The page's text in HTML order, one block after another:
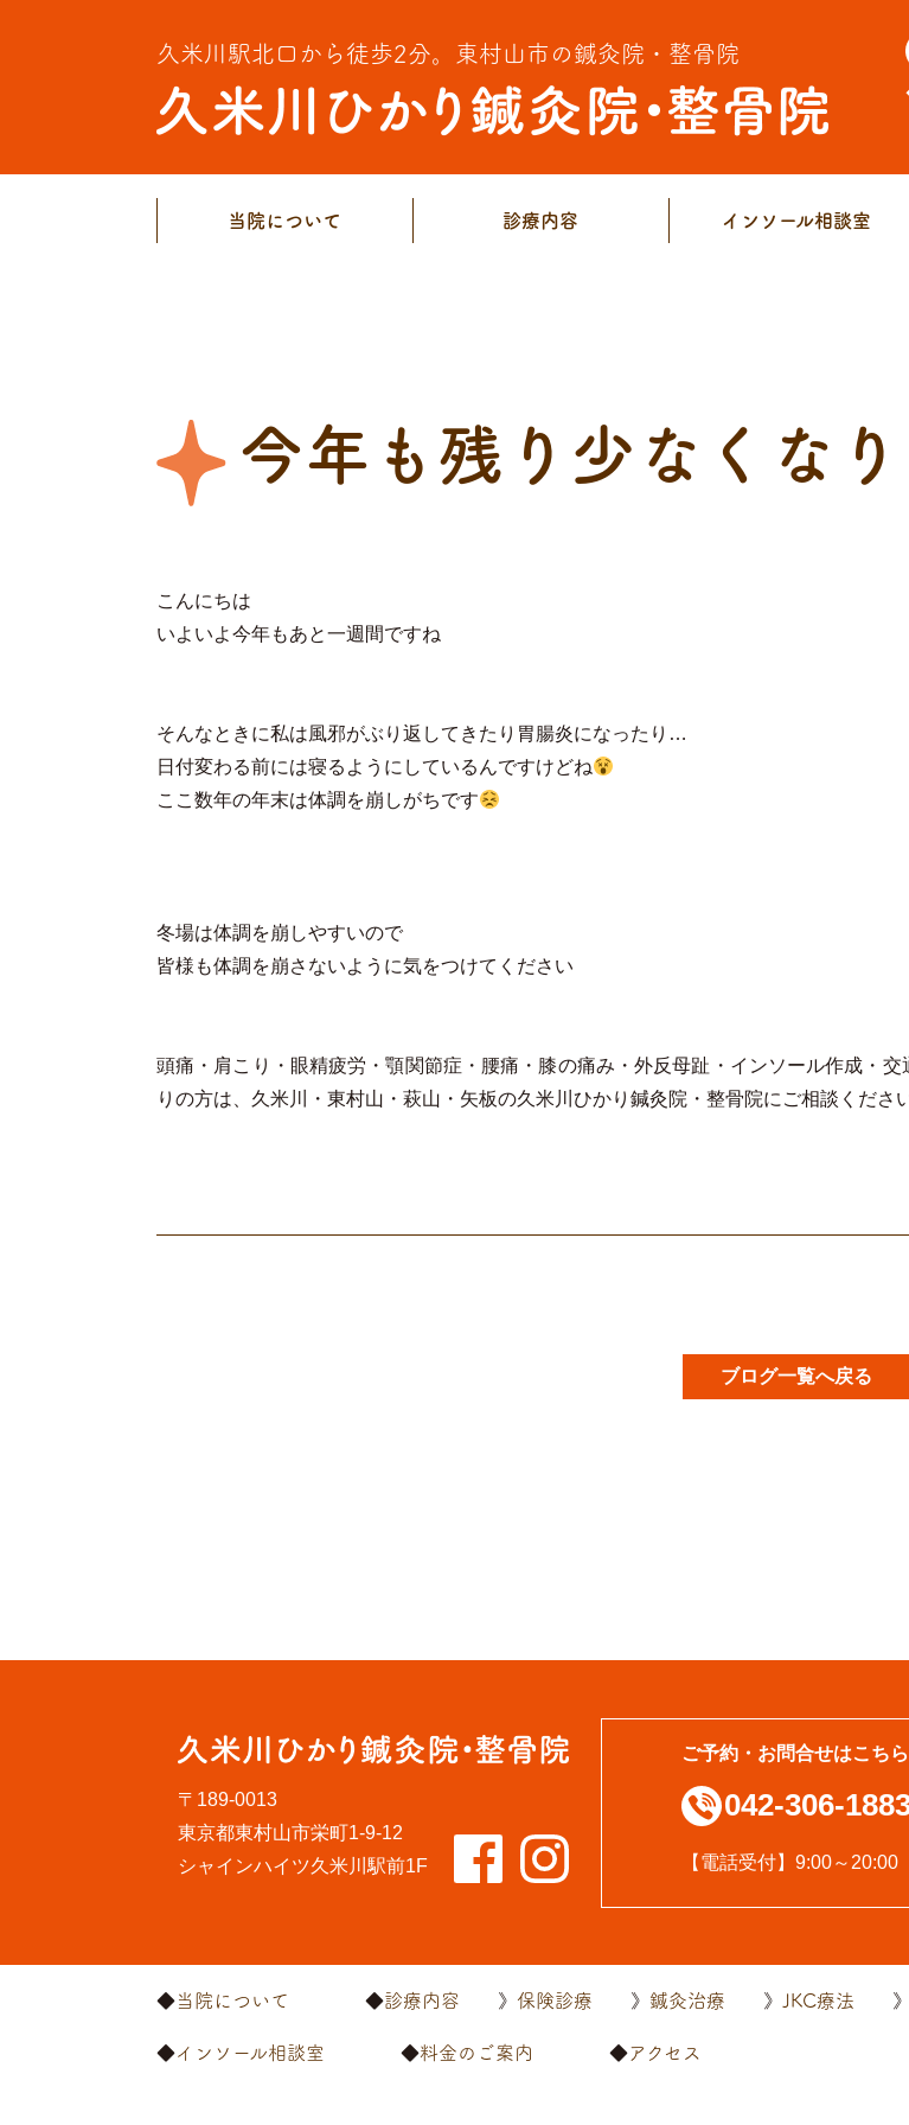
久米川駅北口から徒歩2分。 東村山市の鍼灸院・整骨院
当院について 診療内容 インソール相談室
今年も残り少なくな
こんにちは
いよいよ今年もあと一週間ですね
そんなときに私は風邪がぶり返してきたり胃腸炎になったり…
日付変わる前には寝るようにしているんですけどね
ここ数年の年末は体調を崩しがちです
冬場は体調を崩しやすいので
皆様も体調を崩さないように気をつけてください
頭痛・肩こり・眼精疲労・顎関節症・腰痛・膝の痛み・外反母趾・インソール作成・
りの方は、久米川・東村山・萩山・矢板の久米川ひかり鍼灸院・整骨院にご相談くださ
ブログ一覧へ戻る
〒189-0013
東京都東村山市栄町1-9-12
シャインハイツ久米川駅前1F
ご予約・お問合せはこちら
042-306-
【電話受付】9:00～20:00
当院について 診療内容 保険診療 鍼灸治療 JKC療法
インソール相談室 料金のご案内 アクセス